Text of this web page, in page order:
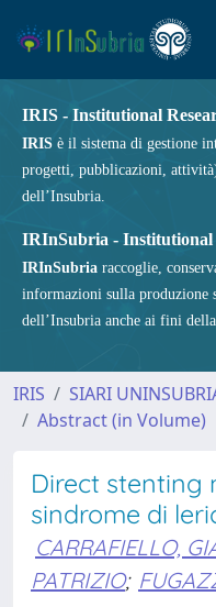
IRIS - Institutional
IRIS è il sistema di gestione
progetti, pubblicazioni,
dell’Insubria.
IRInSubria - Institutional
IRInSubria raccoglie,
informazioni sulla
dell’Insubria anche ai fini
IRIS SIARI
Abstract (in Volume)
Direct stenting
sindrome di
CARRAFIELLO,
PATRIZIO;